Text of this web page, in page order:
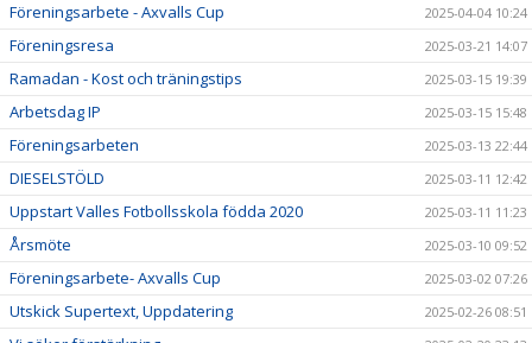
Föreningsarbete - Axvalls Cup 2025-04-04 10:24
Föreningsresa 2025-03-21 14:07
Ramadan - Kost och träningstips 2025-03-15 19:39
Arbetsdag IP 2025-03-15 15:48
Föreningsarbeten 2025-03-13 22:44
DIESELSTÖLD 2025-03-11 12:42
Uppstart Valles Fotbollsskola födda 2020 2025-03-11 11:23
Årsmöte 2025-03-10 09:52
Föreningsarbete- Axvalls Cup 2025-03-02 07:26
Utskick Supertext, Uppdatering 2025-02-26 08:51